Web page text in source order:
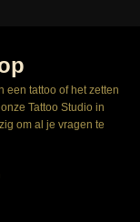
een tattoo of het zetten
Tattoo Studio in
om al je vragen te